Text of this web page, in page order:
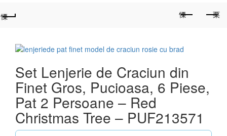
Set Lenjerie de Craciun din
Finet Gros, Pucioasa, 6 Piese,
Pat 2 Persoane – Red
Christmas Tree – PUF213571